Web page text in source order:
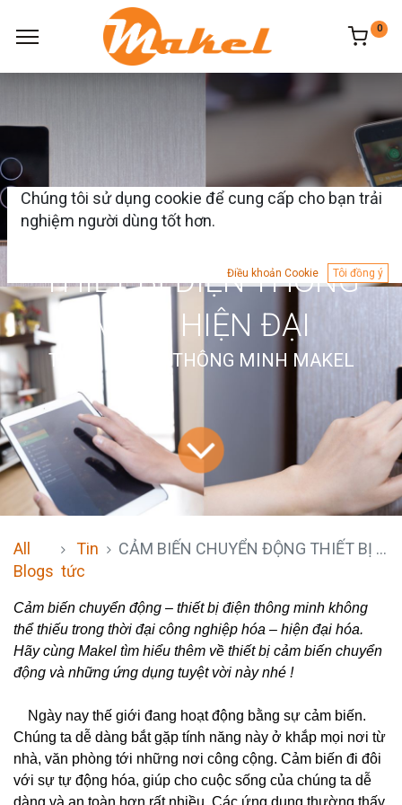
0
CẢM BIẾN CHUYỂN ĐỘNG
THIẾT BỊ ĐIỆN THÔNG
MINH HIỆN ĐẠI
THIẾT BỊ ĐIỆN THÔNG MINH MAKEL
All
Blogs
Tin
tức
CẢM BIẾN CHUYỂN ĐỘNG THIẾT BỊ ĐIỆN THÔNG MINH HIỆN ĐẠI
Cảm biến chuyển động – thiết bị điện thông minh không
thể thiếu trong thời đại công nghiệp hóa – hiện đại hóa.
Hãy cùng Makel tìm hiểu thêm về thiết bị cảm biến chuyển
động và những ứng dụng tuyệt vời này nhé !
Ngày nay thế giới đang hoạt động bằng sự cảm biến.
Chúng ta dễ dàng bắt gặp tính năng này ở khắp mọi nơi từ
nhà, văn phòng tới những nơi công cộng. Cảm biến đi đôi
với sự tự động hóa, giúp cho cuộc sống của chúng ta dễ
dàng và an toàn hơn rất nhiều. Các ứng dụng thường thấy
Chúng tôi sử dụng cookie để cung cấp cho bạn trải
nghiệm người dùng tốt hơn.
Điều khoản Cookie Tôi đồng ý